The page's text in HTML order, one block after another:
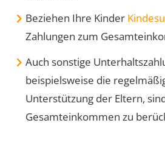
Beziehen Ihre Kinder
Zahlungen zum
Auch sonstige
beispielsweise die
Unterstützung der Eltern,
Gesamteinkommen zu